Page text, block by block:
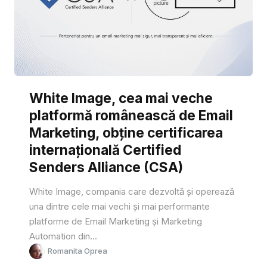
White Image, cea mai veche
platformă românească de Email
Marketing, obține certificarea
internațională Certified
Senders Alliance (CSA)
White Image, compania care dezvoltă și operează
una dintre cele mai vechi și mai performante
platforme de Email Marketing și Marketing
Automation din...
Romanita Oprea